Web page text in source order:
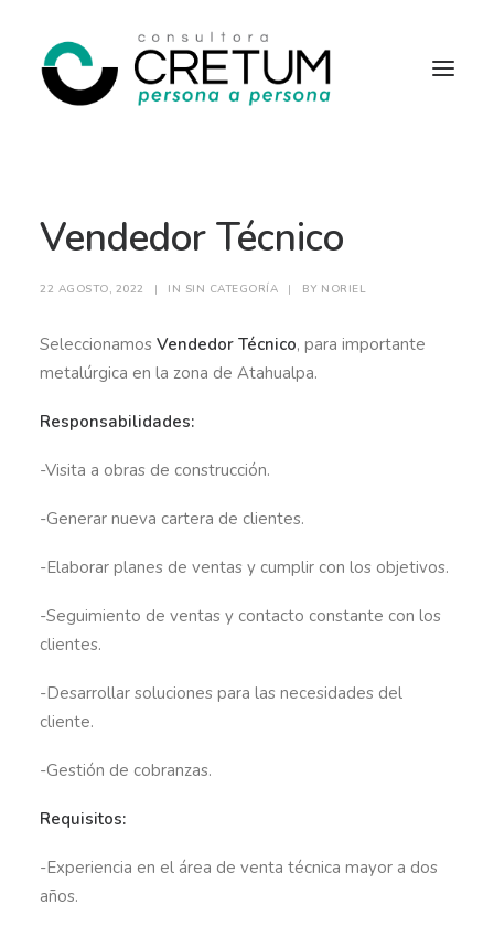
SERVICIOS
SOBRE NOSOTROS
Vendedor Técnico
22 AGOSTO, 2022 | IN SIN CATEGORÍA | BY NORIEL
Seleccionamos Vendedor Técnico, para importante
metalúrgica en la zona de Atahualpa.
Responsabilidades:
-Visita a obras de construcción.
-Generar nueva cartera de clientes.
-Elaborar planes de ventas y cumplir con los objetivos.
-Seguimiento de ventas y contacto constante con los
clientes.
-Desarrollar soluciones para las necesidades del
cliente.
-Gestión de cobranzas.
Requisitos:
-Experiencia en el área de venta técnica mayor a dos
años.